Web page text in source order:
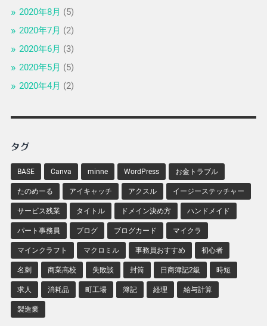
2020年8月 (5)
2020年7月 (2)
2020年6月 (3)
2020年5月 (5)
2020年4月 (2)
タグ
BASE Canva minne WordPress お金トラブル
たのめーる アイキャッチ アクスル イージーステッチャー
サービス残業 タイトル ドメイン決め方 ハンドメイド
パート事務員 ブログ ブログカード マイクラ
マインクラフト マクロミル 事務員おすすめ 初心者
名刺 商業高校 失敗談 封筒 日商簿記2級 時短
求人 消耗品 町工場 簿記 経理 給与計算
製造業